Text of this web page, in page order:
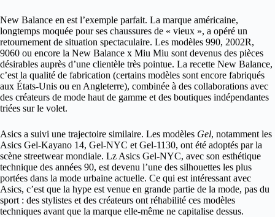
New Balance en est l’exemple parfait. La marque américaine,
longtemps moquée pour ses chaussures de « vieux », a opéré un
retournement de situation spectaculaire. Les modèles 990, 2002R,
9060 ou encore la New Balance x Miu Miu sont devenus des pièces
désirables auprès d’une clientèle très pointue. La recette New Balance,
c’est la qualité de fabrication (certains modèles sont encore fabriqués
aux États-Unis ou en Angleterre), combinée à des collaborations avec
des créateurs de mode haut de gamme et des boutiques indépendantes
triées sur le volet.
Asics a suivi une trajectoire similaire. Les modèles Gel, notamment les
Asics Gel-Kayano 14, Gel-NYC et Gel-1130, ont été adoptés par la
scène streetwear mondiale. Lz Asics Gel-NYC, avec son esthétique
technique des années 90, est devenu l’une des silhouettes les plus
portées dans la mode urbaine actuelle. Ce qui est intéressant avec
Asics, c’est que la hype est venue en grande partie de la mode, pas du
sport : des stylistes et des créateurs ont réhabilité ces modèles
techniques avant que la marque elle-même ne capitalise dessus.